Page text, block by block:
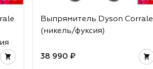
Выпрямитель Dyson Corrale
(никель/фуксия)
38 990 ₽